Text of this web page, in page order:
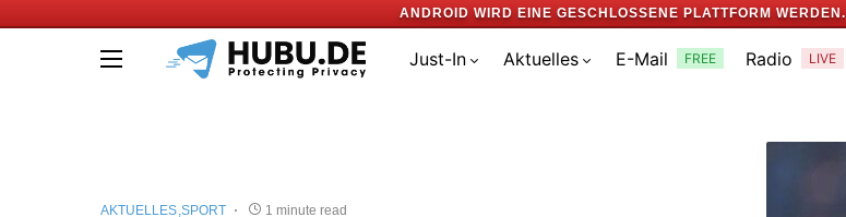
ANDROID WIRD EINE GESCHLOSSENE PLATTFORM WERDEN.
Just-In Aktuelles E-Mail FREE Radio LIVE
AKTUELLES SPORT 1 minute read